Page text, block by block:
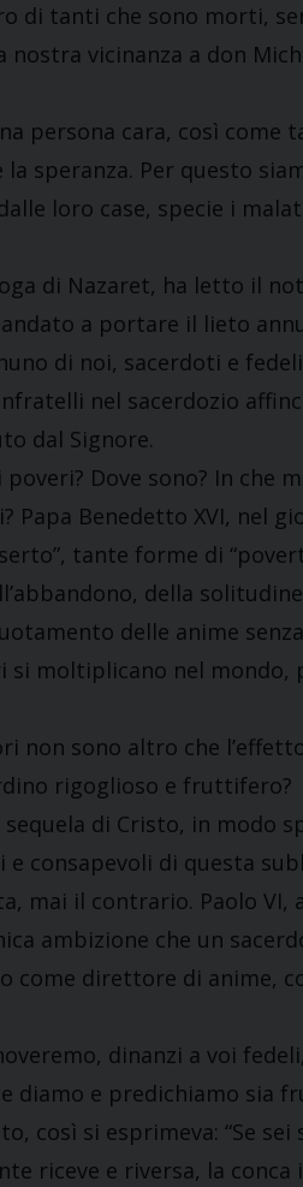
di tanti che sono morti,
nostra vicinanza a don
persona cara, così come
speranza. Per questo
loro case, specie i
di Nazaret, ha letto il
a portare il lieto
di noi, sacerdoti e
nel sacerdozio
dal Signore.
Dove sono? In che
Papa Benedetto XVI, nel
tante forme di
della
delle anime
si moltiplicano nel
non sono altro che
rigoglioso e fruttifero?
di Cristo, in modo
consapevoli di questa
mai il contrario. Paolo VI,
ambizione che un
come direttore di anime,
dinanzi a voi
diamo e predichiamo sia
così si esprimeva: “Se
riceve e riversa, la